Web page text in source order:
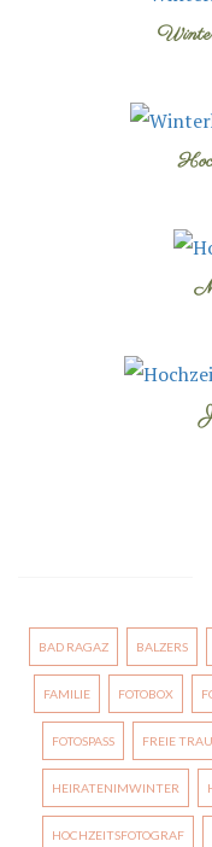
BAD RAGAZ BALZERS
FAMILIE FOTOBOX
FOTOSPASS FREIE
HEIRATENIMWINTER
HOCHZEITSFOTOGRAF